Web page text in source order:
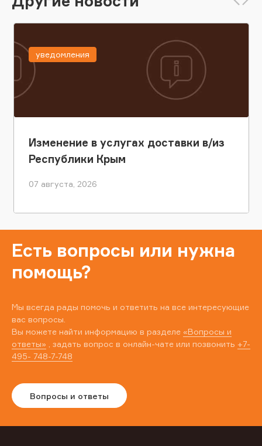
Изменение в услугах доставки в/из
Республики Крым
07 августа, 2026
уведомления
Есть вопросы или нужна
помощь?
Мы всегда рады помочь и ответить на все интересующие
вас вопросы.
Вы можете найти информацию в разделе «Вопросы и
ответы» , задать вопрос в онлайн-чате или позвонить +7-
495- 748-7-748
Вопросы и ответы